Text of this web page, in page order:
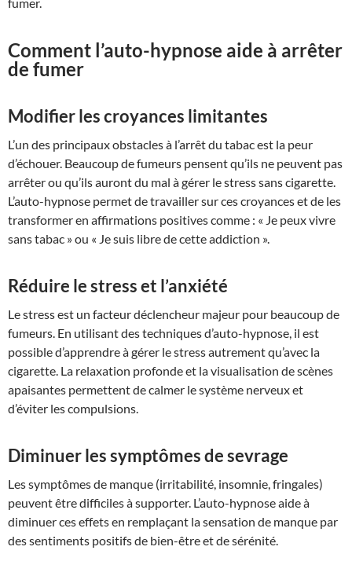
Comment l’auto-hypnose aide à arrêter
de fumer
Modifier les croyances limitantes
L’un des principaux obstacles à l’arrêt du tabac est la peur
d’échouer. Beaucoup de fumeurs pensent qu’ils ne peuvent pas
arrêter ou qu’ils auront du mal à gérer le stress sans cigarette.
L’auto-hypnose permet de travailler sur ces croyances et de les
transformer en affirmations positives comme : « Je peux vivre
sans tabac » ou « Je suis libre de cette addiction ».
Réduire le stress et l’anxiété
Le stress est un facteur déclencheur majeur pour beaucoup de
fumeurs. En utilisant des techniques d’auto-hypnose, il est
possible d’apprendre à gérer le stress autrement qu’avec la
cigarette. La relaxation profonde et la visualisation de scènes
apaisantes permettent de calmer le système nerveux et
d’éviter les compulsions.
Diminuer les symptômes de sevrage
Les symptômes de manque (irritabilité, insomnie, fringales)
peuvent être difficiles à supporter. L’auto-hypnose aide à
diminuer ces effets en remplaçant la sensation de manque par
des sentiments positifs de bien-être et de sérénité.